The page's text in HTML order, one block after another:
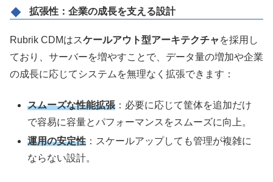
拡張性：企業の成長を支える設計
Rubrik CDMはスケールアウト型アーキテクチャ を採用し
ており、サーバーを増やすことで、データ量の増加や企業
の成長に応じてシステムを無理なく拡張できます：
スムーズな性能拡張 ：必要に応じて筐体を追加だけ
で容易に容量とパフォーマンスをスムーズに向上。
運用の安定性 ：スケールアップしても管理が複雑に
ならない設計。